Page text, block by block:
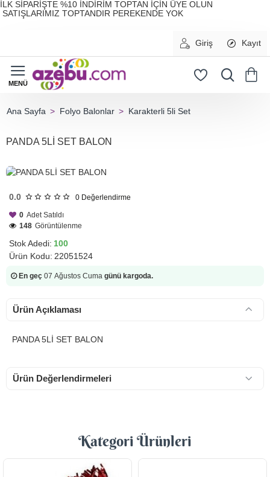
İLK SİPARİŞTE %10 İNDİRİM TOPTAN İÇİN ÜYE OLUN
SATIŞLARIMIZ TOPTANDIR PEREKENDE YOK
Giriş Kayıt
Folyo Balonlar Karakterli 5li Set
PANDA 5Lİ SET BALON
0.0 0 Değerlendirme
Stok Adedi: 100
Ürün Kodu: 22051524
0 Adet Satıldı
148 Görüntülenme
En geç 07 Ağustos Cuma günü kargoda.
Ürün Açıklaması
PANDA 5Lİ SET BALON
Ürün Değerlendirmeleri
Kategori Ürünleri